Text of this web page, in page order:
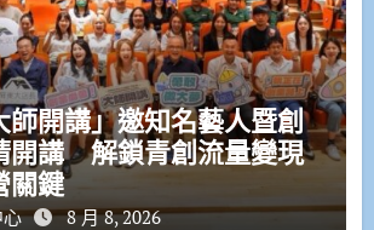
師開講」邀知名藝人暨創
開講 解鎖青創流量變現
關鍵
心 8 月 8, 2026